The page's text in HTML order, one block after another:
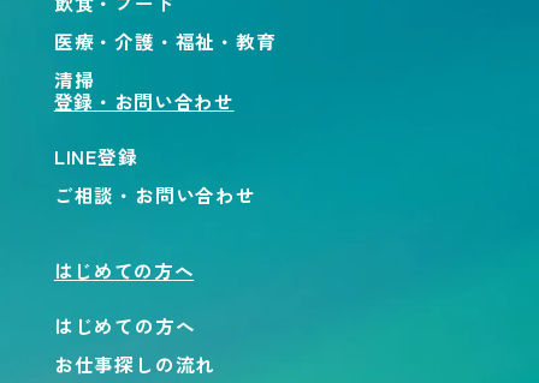
医療・介護・福祉・教育
清掃
登録・お問い合わせ
LINE登録
ご相談・お問い合わせ
はじめての方へ
はじめての方へ
お仕事探しの流れ